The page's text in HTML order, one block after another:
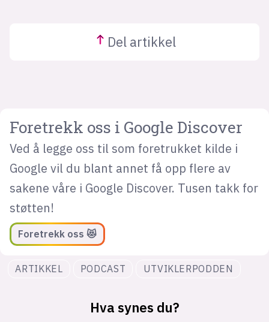
Del artikkel
Foretrekk oss i Google Discover
Ved å legge oss til som foretrukket kilde i
Google vil du blant annet få opp flere av
sakene våre i Google Discover. Tusen takk for
støtten!
Foretrekk oss 😻
ARTIKKEL PODCAST UTVIKLERPODDEN